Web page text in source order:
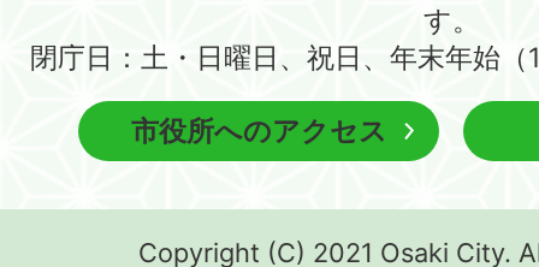
す。
閉庁日：土・日曜日、祝日、年末年始
市役所へのアクセス
Copyright (C) 2021 Osaki City.